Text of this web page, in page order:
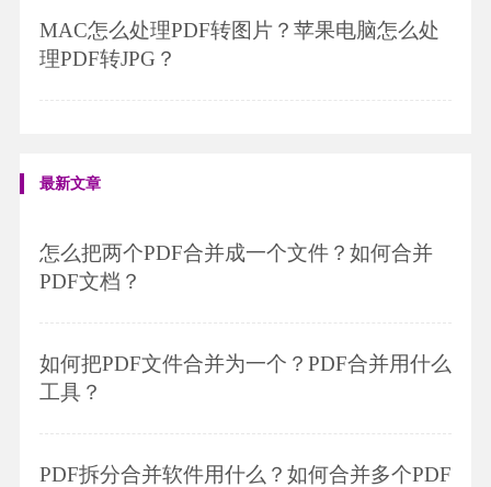
MAC怎么处理PDF转图片？苹果电脑怎么处
理PDF转JPG？
最新文章
怎么把两个PDF合并成一个文件？如何合并
PDF文档？
如何把PDF文件合并为一个？PDF合并用什么
工具？
PDF拆分合并软件用什么？如何合并多个PDF